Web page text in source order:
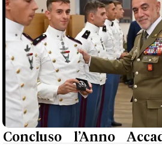
Concluso l’Anno